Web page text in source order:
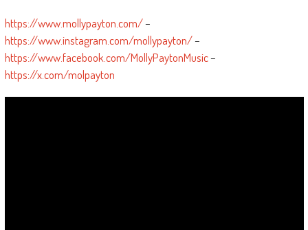
https://www.mollypayton.com/–
https://www.instagram.com/mollypayton/–
https://www.facebook.com/MollyPaytonMusic–
https://x.com/molpayton